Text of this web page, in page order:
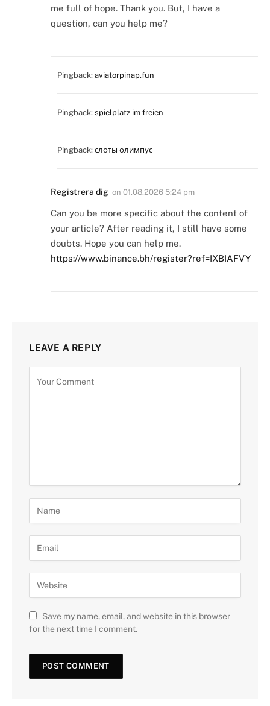
me full of hope. Thank you. But, I have a
question, can you help me?
Pingback: aviatorpinap.fun
Pingback: spielplatz im freien
Pingback: слоты олимпус
Registrera dig on 01.08.2026 5:24 pm
Can you be more specific about the content of
your article? After reading it, I still have some
doubts. Hope you can help me.
https://www.binance.bh/register?ref=IXBIAFVY
LEAVE A REPLY
Save my name, email, and website in this browser
for the next time I comment.